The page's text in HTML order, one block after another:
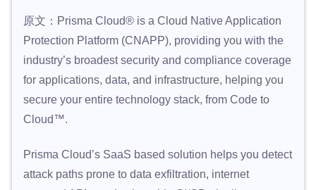
原文：Prisma Cloud® is a Cloud Native Application
Protection Platform (CNAPP), providing you with the
industry’s broadest security and compliance coverage
for applications, data, and infrastructure, helping you
secure your entire technology stack, from Code to
Cloud™.
Prisma Cloud’s SaaS based solution helps you detect
attack paths prone to data exfiltration, internet